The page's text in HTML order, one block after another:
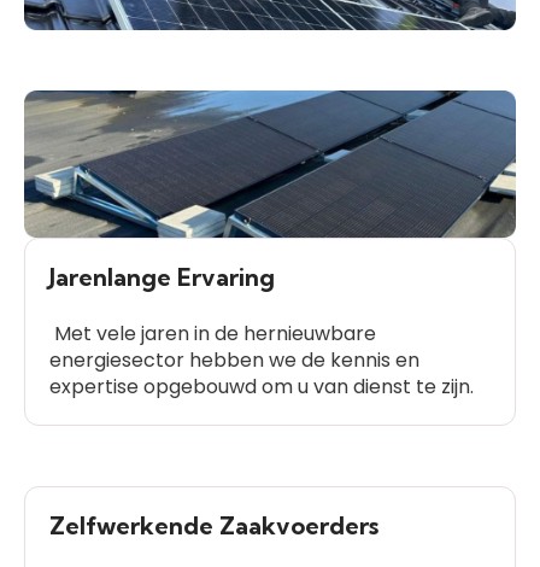
Jarenlange Ervaring
Met vele jaren in de hernieuwbare
energiesector hebben we de kennis en
expertise opgebouwd om u van dienst te zijn.
Zelfwerkende Zaakvoerders